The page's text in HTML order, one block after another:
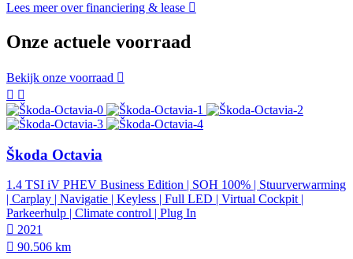
Lees meer over financiering & lease
Onze actuele voorraad
Bekijk onze voorraad
Škoda Octavia
1.4 TSI iV PHEV Business Edition | SOH 100% | Stuurverwarming
| Carplay | Navigatie | Keyless | Full LED | Virtual Cockpit |
Parkeerhulp | Climate control | Plug In
2021
90.506 km